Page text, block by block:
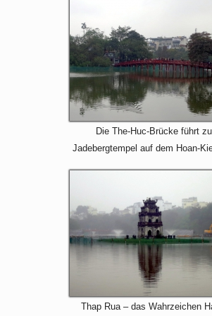
Die The-Huc-Brücke führt
Jadebergtempel auf dem Hoan-
Thap Rua – das Wahrzeichen